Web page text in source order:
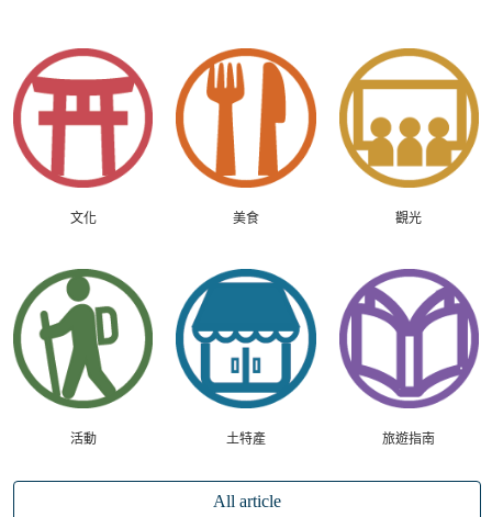
文化 美食 觀光
活動 土特產 旅遊指南
All article